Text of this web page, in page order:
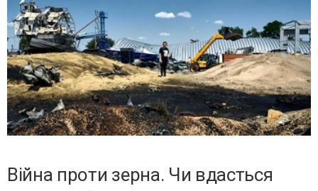
Війна проти зерна. Чи вдасться